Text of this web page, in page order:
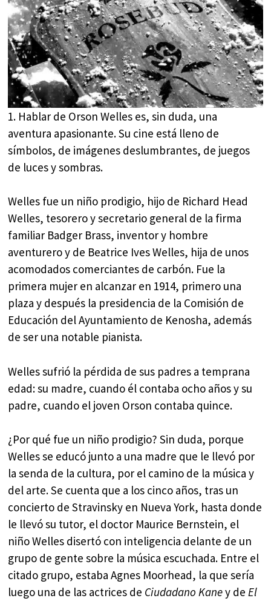
1. Hablar de Orson Welles es, sin duda, una
aventura apasionante. Su cine está lleno de
símbolos, de imágenes deslumbrantes, de juegos
de luces y sombras.
Welles fue un niño prodigio, hijo de Richard Head
Welles, tesorero y secretario general de la firma
familiar Badger Brass, inventor y hombre
aventurero y de Beatrice Ives Welles, hija de unos
acomodados comerciantes de carbón. Fue la
primera mujer en alcanzar en 1914, primero una
plaza y después la presidencia de la Comisión de
Educación del Ayuntamiento de Kenosha, además
de ser una notable pianista.
Welles sufrió la pérdida de sus padres a temprana
edad: su madre, cuando él contaba ocho años y su
padre, cuando el joven Orson contaba quince.
¿Por qué fue un niño prodigio? Sin duda, porque
Welles se educó junto a una madre que le llevó por
la senda de la cultura, por el camino de la música y
del arte. Se cuenta que a los cinco años, tras un
concierto de Stravinsky en Nueva York, hasta donde
le llevó su tutor, el doctor Maurice Bernstein, el
niño Welles disertó con inteligencia delante de un
grupo de gente sobre la música escuchada. Entre el
citado grupo, estaba Agnes Moorhead, la que sería
luego una de las actrices de Ciudadano Kaney deEl